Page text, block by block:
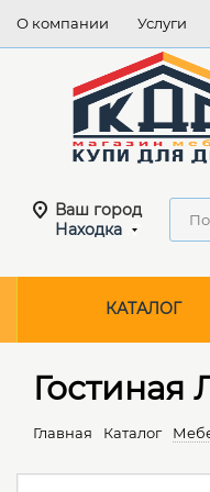
О компании Услуги
Ваш город
Находка
КАТАЛОГ
Гостиная
Главная Каталог